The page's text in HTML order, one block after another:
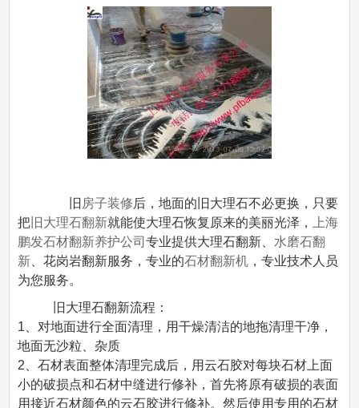
旧 房子装修后，地面的旧大理石不必更换，只要
把 旧大理石翻新就能使大理石恢复原来的美丽光泽，
上海
鹏发石材翻新养护公司专业提供大理石翻新、 水磨石翻
新 、花岗岩翻新服务，专业的石材翻新机 ，专业技术人员
为您服务。
旧大理石翻新流程：
1、对地面进行全面清理，用干燥清洁的地拖清理干净，
地面无沙粒、杂质
2、石材表面整体清理完成后，用云石胶对每块石材上面
小的破损点和石材中缝进行修补，首先将原有破损的表面
用接近石材颜色的云石胶进行修补。然后使用专用的石材